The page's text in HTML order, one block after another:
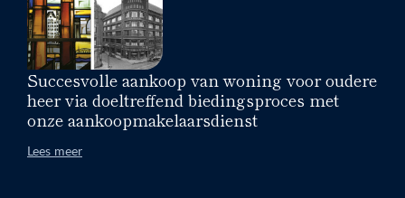
Succesvolle aankoop van woning voor oudere
heer via doeltreffend biedingsproces met
onze aankoopmakelaarsdienst
Lees meer